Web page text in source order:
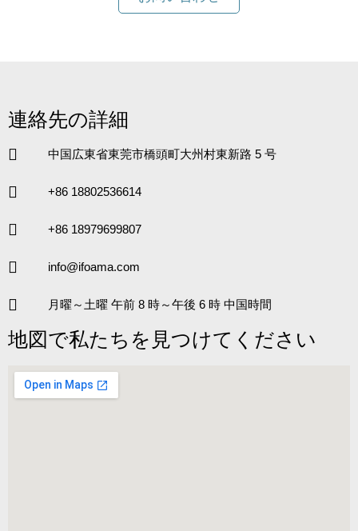
連絡先の詳細
中国広東省東莞市橋頭町大州村東新路 5 号
+86 18802536614
+86 18979699807
info@ifoama.com
月曜～土曜 午前 8 時～午後 6 時 中国時間
地図で私たちを見つけてください